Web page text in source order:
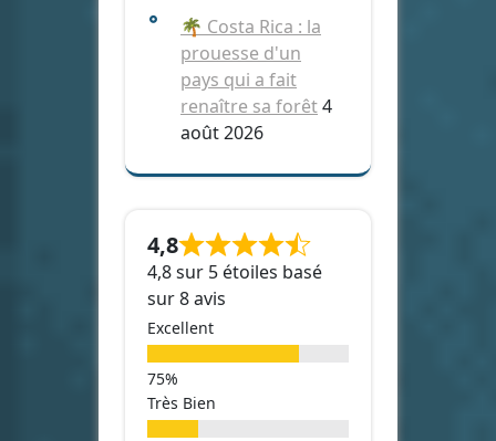
🌴 Costa Rica : la
prouesse d'un
pays qui a fait
renaître sa forêt4
août 2026
4,8
4,8 sur 5 étoiles basé
sur 8 avis
Excellent
Très Bien